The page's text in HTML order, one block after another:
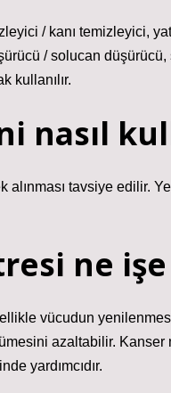
/ kanı temizleyici,
/ solucan düşürücü,
kullanılır.
nasıl
alınması tavsiye edilir.
ne
vücudun
azaltabilir.
yardımcıdır.